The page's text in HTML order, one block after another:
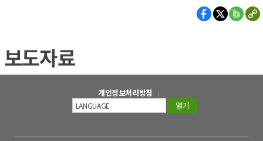
보도자료
개인정보처리방침
열기